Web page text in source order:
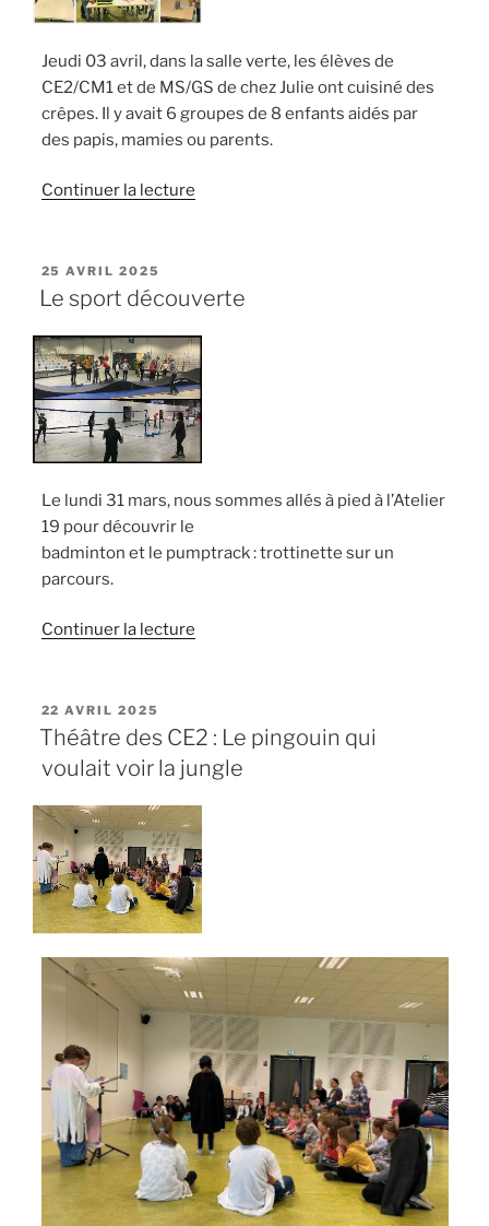
! »
Jeudi 03 avril, dans la salle verte, les élèves de
CE2/CM1 et de MS/GS de chez Julie ont cuisiné des
crêpes. Il y avait 6 groupes de 8 enfants aidés par
des papis, mamies ou parents.
Continuer la lecturede
PUBLIÉ
LE
25 AVRIL 2025
Le sport découverte
Le lundi 31 mars, nous sommes allés à pied à l’Atelier
19 pour découvrir le
badminton et le pumptrack : trottinette sur un
parcours.
Continuer la lecturede
PUBLIÉ
LE
22 AVRIL 2025
Théâtre des CE2 : Le pingouin qui
voulait voir la jungle